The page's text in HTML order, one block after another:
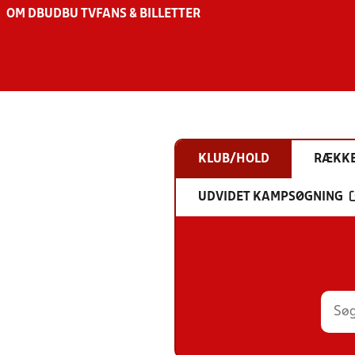
OM DBU DBU TV FANS & BILLETTER
KLUB/HOLD
UDVIDET KAMPSØGNING